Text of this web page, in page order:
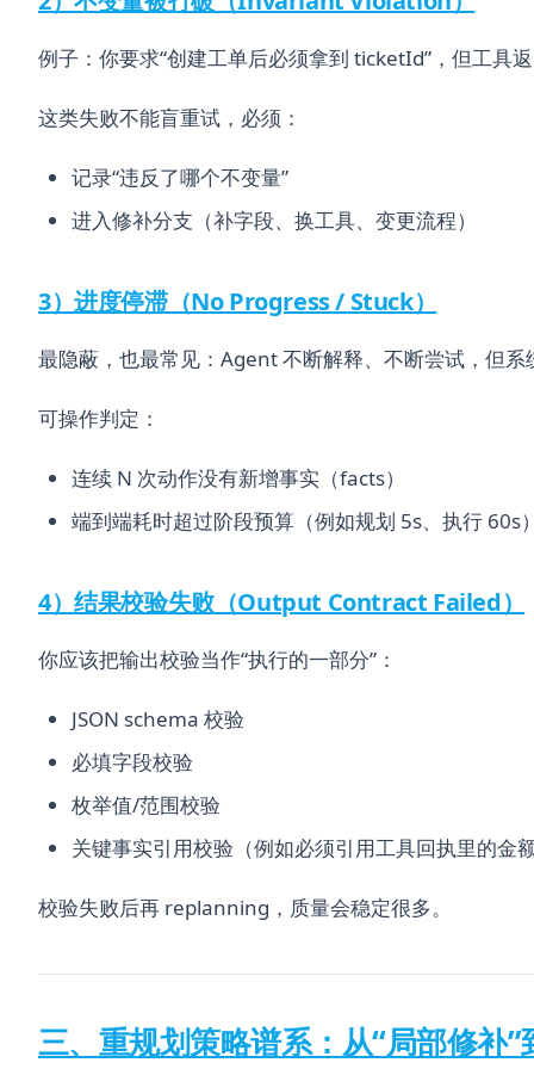
例子：你要求“创建工单后必须拿到 ticketId”，但工具
这类失败不能盲重试，必须：
记录“违反了哪个不变量”
进入修补分支（补字段、换工具、变更流程）
3）进度停滞（No Progress / Stuck）
最隐蔽，也最常见：Agent 不断解释、不断尝试，但系
可操作判定：
连续 N 次动作没有新增事实（facts）
端到端耗时超过阶段预算（例如规划 5s、执行 60s
4）结果校验失败（Output Contract Failed）
你应该把输出校验当作“执行的一部分”：
JSON schema 校验
必填字段校验
枚举值/范围校验
关键事实引用校验（例如必须引用工具回执里的金
校验失败后再 replanning，质量会稳定很多。
三、重规划策略谱系：从“局部修补”